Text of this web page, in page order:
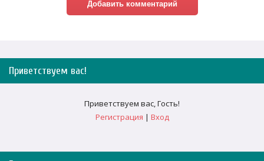
Приветствуем вас!
Приветствуем вас,Гость!
Регистрация | Вход